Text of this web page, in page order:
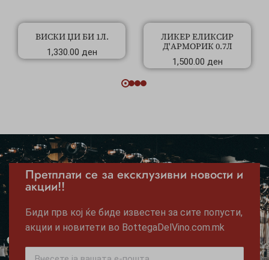
ВИСКИ ЏИ БИ 1Л.
1,330.00 ден
ЛИКЕР ЕЛИКСИР
Д'АРМОРИК 0.7Л
1,500.00 ден
Претплати се за ексклузивни новости и
акции!!
Биди прв кој ќе биде известен за сите попусти,
акции и новитети во BottegaDelVino.com.mk